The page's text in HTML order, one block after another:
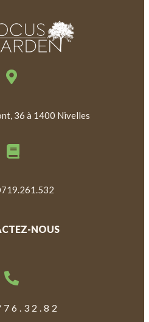
36 à 1400 Nivelles
NOUS